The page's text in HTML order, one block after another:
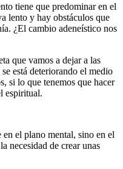
tiene que predominar en el
lento y hay obstáculos que
¿El cambio adeneístico nos
que vamos a dejar a las
está deteriorando el medio
si lo que tenemos que hacer
espiritual.
el plano mental, sino en el
necesidad de crear unas